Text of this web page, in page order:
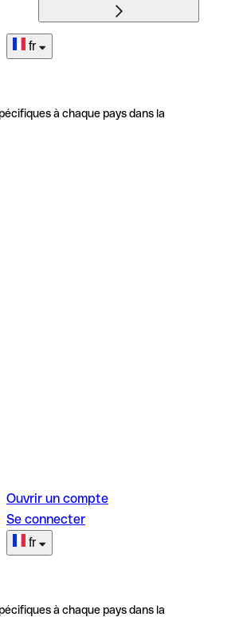
fr
à chaque pays dans la
Ouvrir un compte
Se connecter
fr
à chaque pays dans la